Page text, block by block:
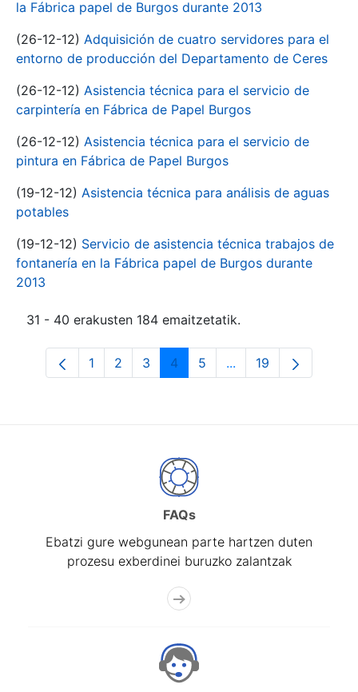
la Fábrica papel de Burgos durante 2013
(26-12-12) Adquisición de cuatro servidores para el
entorno de producción del Departamento de Ceres
(26-12-12) Asistencia técnica para el servicio de
carpintería en Fábrica de Papel Burgos
(26-12-12) Asistencia técnica para el servicio de
pintura en Fábrica de Papel Burgos
(19-12-12) Asistencia técnica para análisis de aguas
potables
(19-12-12) Servicio de asistencia técnica trabajos de
fontanería en la Fábrica papel de Burgos durante
2013
31 - 40 erakusten 184 emaitzetatik.
Orrialdea
1 Orrialdea
2 Orrialdea
3 Orrialdea
4 Orrialdea
5 ...Intermediate Pages
Orrialdea
19
FAQs
Ebatzi gure webgunean parte hartzen duten
prozesu exberdinei buruzko zalantzak